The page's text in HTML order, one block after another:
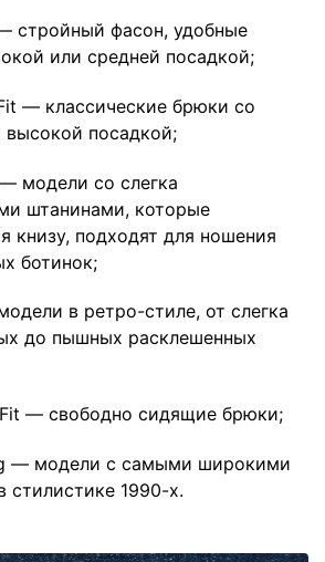
стройный фасон, удобные
или средней посадкой;
— классические брюки со
высокой посадкой;
модели со слегка
штанинами, которые
книзу, подходят для ношения
ботинок;
в ретро-стиле, от слегка
до пышных расклешенных
Fit — свободно сидящие брюки;
— модели с самыми широкими
стилистике 1990-х.